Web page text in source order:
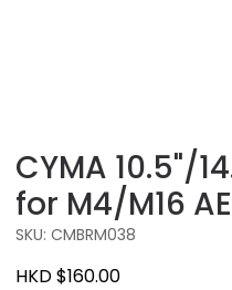
CYMA 10.5"/
for M4/M16
SKU: CMBRM038
HKD $160.00